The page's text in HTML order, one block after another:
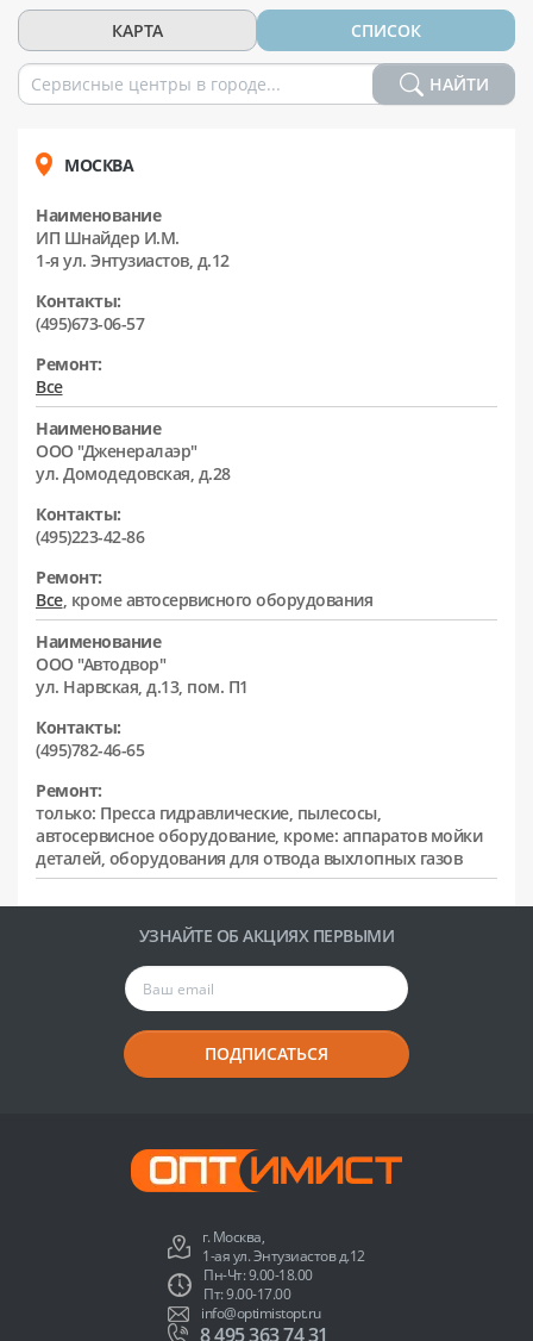
КАРТА СПИСОК
НАЙТИ
МОСКВА
Наименование
ИП Шнайдер И.М.
1-я ул. Энтузиастов, д.12
Контакты:
(495)673-06-57
Ремонт:
Все
Наименование
ООО "Дженералаэр"
ул. Домодедовская, д.28
Контакты:
(495)223-42-86
Ремонт:
Все, кроме автосервисного оборудования
Наименование
ООО "Автодвор"
ул. Нарвская, д.13, пом. П1
Контакты:
(495)782-46-65
Ремонт:
только: Пресса гидравлические, пылесосы,
автосервисное оборудование, кроме: аппаратов мойки
деталей, оборудования для отвода выхлопных газов
УЗНАЙТЕ ОБ АКЦИЯХ ПЕРВЫМИ
ПОДПИСАТЬСЯ
г. Москва,
1-ая ул. Энтузиастов д.12
Пн-Чт: 9.00-18.00
Пт: 9.00-17.00
info@optimistopt.ru
8 495 363 74 31